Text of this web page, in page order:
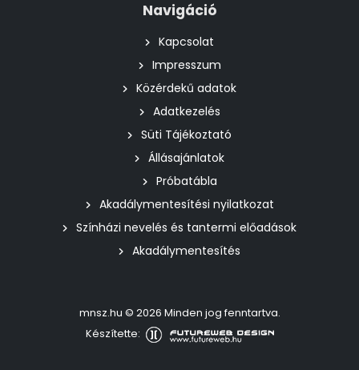
Navigáció
Kapcsolat
Impresszum
Közérdekű adatok
Adatkezelés
Süti Tájékoztató
Állásajánlatok
Próbatábla
Akadálymentesítési nyilatkozat
Színházi nevelés és tantermi előadások
Akadálymentesítés
mnsz.hu © 2026 Minden jog fenntartva.
Készítette: